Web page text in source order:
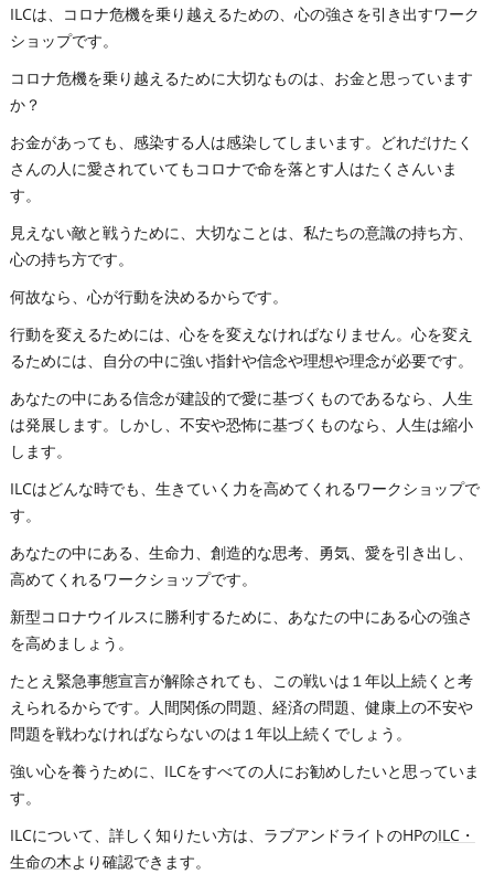
ILCは、コロナ危機を乗り越えるための、心の強さを引き出すワーク
ショップです。
コロナ危機を乗り越えるために大切なものは、お金と思っています
か？
お金があっても、感染する人は感染してしまいます。どれだけたく
さんの人に愛されていてもコロナで命を落とす人はたくさんいま
す。
見えない敵と戦うために、大切なことは、私たちの意識の持ち方、
心の持ち方です。
何故なら、心が行動を決めるからです。
行動を変えるためには、心をを変えなければなりません。心を変え
るためには、自分の中に強い指針や信念や理想や理念が必要です。
あなたの中にある信念が建設的で愛に基づくものであるなら、人生
は発展します。しかし、不安や恐怖に基づくものなら、人生は縮小
します。
ILCはどんな時でも、生きていく力を高めてくれるワークショップで
す。
あなたの中にある、生命力、創造的な思考、勇気、愛を引き出し、
高めてくれるワークショップです。
新型コロナウイルスに勝利するために、あなたの中にある心の強さ
を高めましょう。
たとえ緊急事態宣言が解除されても、この戦いは１年以上続くと考
えられるからです。人間関係の問題、経済の問題、健康上の不安や
問題を戦わなければならないのは１年以上続くでしょう。
強い心を養うために、ILCをすべての人にお勧めしたいと思っていま
す。
ILCについて、詳しく知りたい方は、ラブアンドライトのHPのILC・
生命の木より確認できます。